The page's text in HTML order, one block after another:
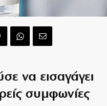
να εισαγάγει
συμφωνίες